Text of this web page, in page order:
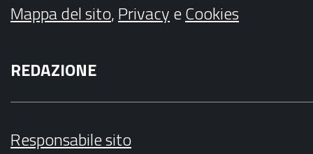
Mappa del sito,PrivacyeCookies
REDAZIONE
Responsabile sito